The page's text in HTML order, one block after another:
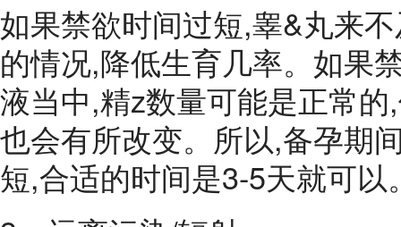
如果禁欲时间过短,睾&丸来
的情况,降低生育几率。如果
液当中,精z数量可能是正常
也会有所改变。所以,备孕期
短,合适的时间是3-5天就可以